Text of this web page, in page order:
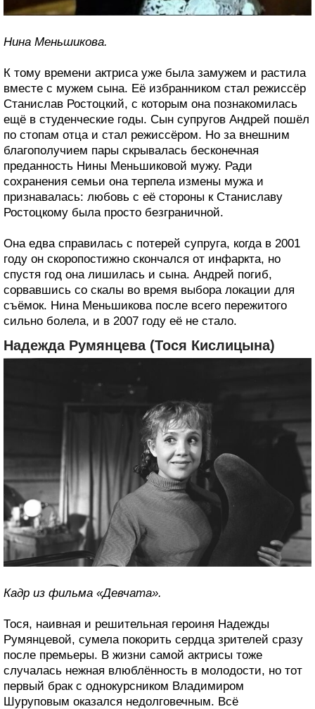
Нина Меньшикова.
К тому времени актриса уже была замужем и растила
вместе с мужем сына. Её избранником стал режиссёр
Станислав Ростоцкий, с которым она познакомилась
ещё в студенческие годы. Сын супругов Андрей пошёл
по стопам отца и стал режиссёром. Но за внешним
благополучием пары скрывалась бесконечная
преданность Нины Меньшиковой мужу. Ради
сохранения семьи она терпела измены мужа и
признавалась: любовь с её стороны к Станиславу
Ростоцкому была просто безграничной.
Она едва справилась с потерей супруга, когда в 2001
году он скоропостижно скончался от инфаркта, но
спустя год она лишилась и сына. Андрей погиб,
сорвавшись со скалы во время выбора локации для
съёмок. Нина Меньшикова после всего пережитого
сильно болела, и в 2007 году её не стало.
Надежда Румянцева (Тося Кислицына)
Кадр из фильма «Девчата».
Тося, наивная и решительная героиня Надежды
Румянцевой, сумела покорить сердца зрителей сразу
после премьеры. В жизни самой актрисы тоже
случалась нежная влюблённость в молодости, но тот
первый брак с однокурсником Владимиром
Шуруповым оказался недолговечным. Всё